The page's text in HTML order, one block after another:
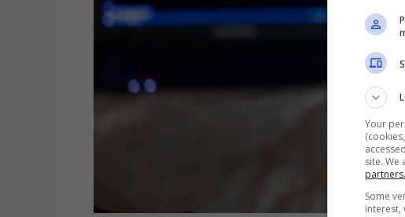
Your
site. We
partners.
Some
interest,